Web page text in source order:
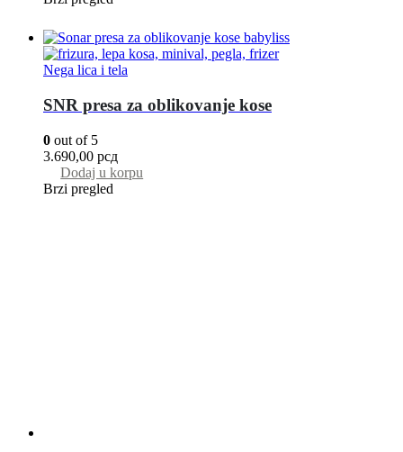
Nega lica i tela
SNR presa za oblikovanje kose
0 out of 5
3.690,00 рсд
Dodaj u korpu
Brzi pregled